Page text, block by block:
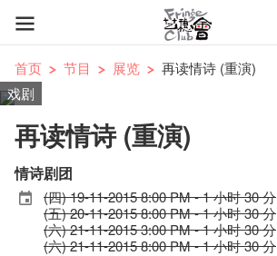
首页 节目 展览
再读情诗 (重演)
戏剧
再读情诗 (重演)
情诗剧团
(四) 19-11-2015 8:00 PM - 1 小时 30 分
(五) 20-11-2015 8:00 PM - 1 小时 30 分
(六) 21-11-2015 3:00 PM - 1 小时 30 分
(六) 21-11-2015 8:00 PM - 1 小时 30 分